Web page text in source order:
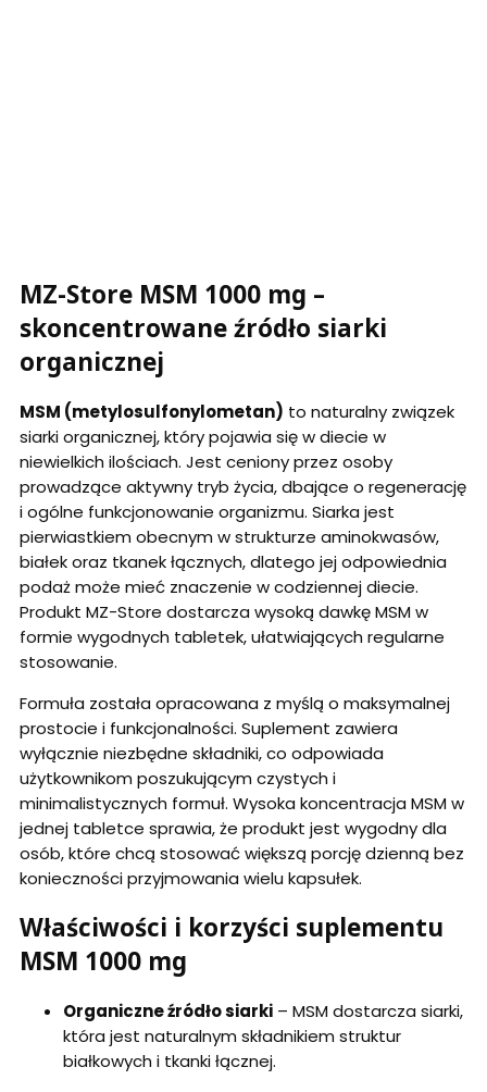
MZ-Store MSM 1000 mg –
skoncentrowane źródło siarki
organicznej
MSM (metylosulfonylometan) to naturalny związek
siarki organicznej, który pojawia się w diecie w
niewielkich ilościach. Jest ceniony przez osoby
prowadzące aktywny tryb życia, dbające o regenerację
i ogólne funkcjonowanie organizmu. Siarka jest
pierwiastkiem obecnym w strukturze aminokwasów,
białek oraz tkanek łącznych, dlatego jej odpowiednia
podaż może mieć znaczenie w codziennej diecie.
Produkt MZ-Store dostarcza wysoką dawkę MSM w
formie wygodnych tabletek, ułatwiających regularne
stosowanie.
Formuła została opracowana z myślą o maksymalnej
prostocie i funkcjonalności. Suplement zawiera
wyłącznie niezbędne składniki, co odpowiada
użytkownikom poszukującym czystych i
minimalistycznych formuł. Wysoka koncentracja MSM w
jednej tabletce sprawia, że produkt jest wygodny dla
osób, które chcą stosować większą porcję dzienną bez
konieczności przyjmowania wielu kapsułek.
Właściwości i korzyści suplementu
MSM 1000 mg
Organiczne źródło siarki – MSM dostarcza siarki,
która jest naturalnym składnikiem struktur
białkowych i tkanki łącznej.